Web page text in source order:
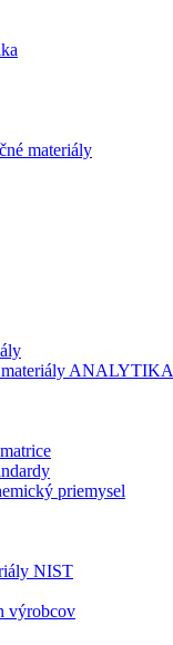
materiály
materiály ANALYTIKA
priemysel
NIST
výrobcov